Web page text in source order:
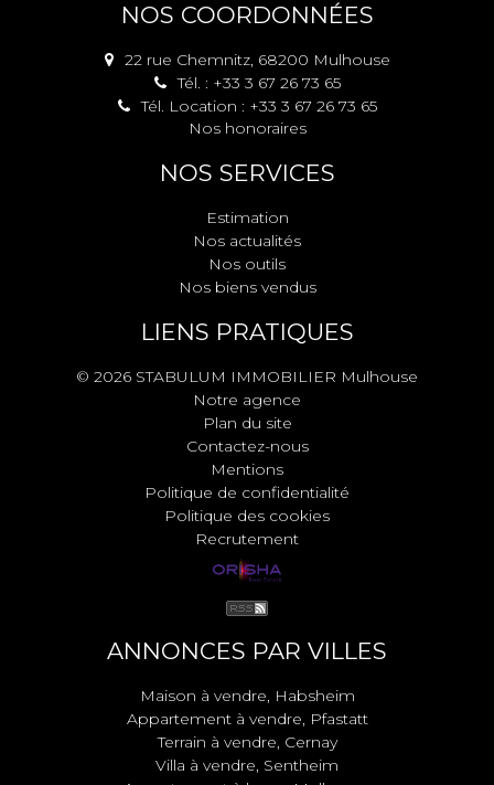
NOS COORDONNÉES
22 rue Chemnitz, 68200 Mulhouse
Tél. : +33 3 67 26 73 65
Tél. Location : +33 3 67 26 73 65
Nos honoraires
NOS SERVICES
Estimation
Nos actualités
Nos outils
Nos biens vendus
LIENS PRATIQUES
© 2026 STABULUM IMMOBILIER Mulhouse
Notre agence
Plan du site
Contactez-nous
Mentions
Politique de confidentialité
Politique des cookies
Recrutement
ANNONCES PAR VILLES
Maison à vendre, Habsheim
Appartement à vendre, Pfastatt
Terrain à vendre, Cernay
Villa à vendre, Sentheim